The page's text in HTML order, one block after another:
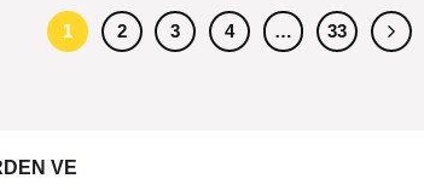
1 2 3 4 … 33
VE